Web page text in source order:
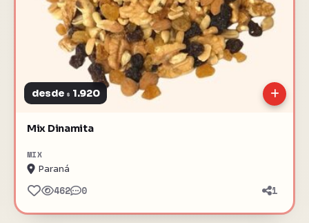
desde $ 1.920
Mix Dinamita
MIX
Paraná
462 0 1